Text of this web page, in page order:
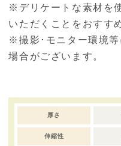
※デリケートな素材を
いただくことをおすす
※撮影･モニター環境
場合がございます。
厚さ
伸縮性